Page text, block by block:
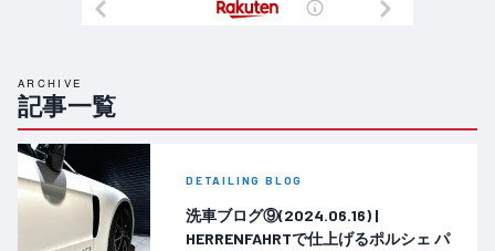
ARCHIVE
記事一覧
DETAILING BLOG
洗車ブログ⑨(2024.06.16) |
HERRENFAHRTで仕上げるポルシェ パ